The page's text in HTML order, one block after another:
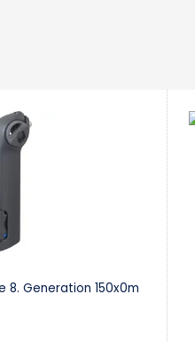
8. Generation 150x0m